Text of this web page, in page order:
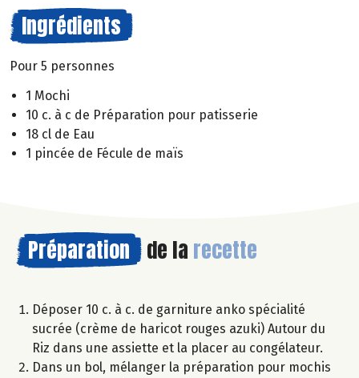
Ingrédients
Pour 5 personnes
1 Mochi
10 c. à c de Préparation pour patisserie
18 cl de Eau
1 pincée de Fécule de maïs
Préparation de la recette
Déposer 10 c. à c. de garniture anko spécialité
sucrée (crème de haricot rouges azuki) Autour du
Riz dans une assiette et la placer au congélateur.
Dans un bol, mélanger la préparation pour mochis